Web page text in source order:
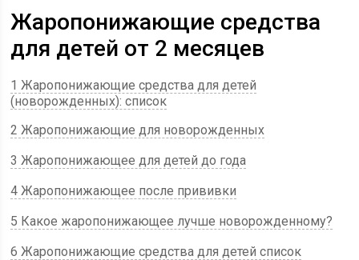
Жаропонижающие средства
для детей от 2 месяцев
1 Жаропонижающие средства для детей
(новорожденных): список
2 Жаропонижающие для новорожденных
3 Жаропонижающее для детей до года
4 Жаропонижающее после прививки
5 Какое жаропонижающее лучше новорожденному?
6 Жаропонижающие средства для детей список